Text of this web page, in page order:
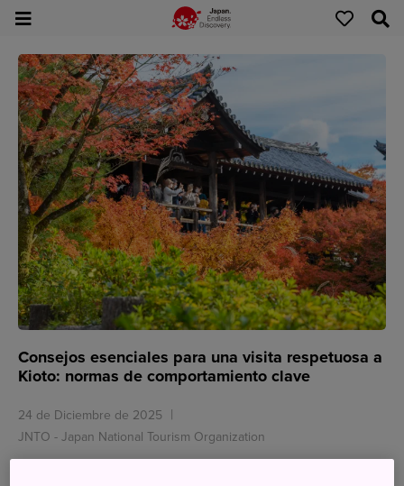
Consejos esenciales para una visita respetuosa a
Kioto: normas de comportamiento clave
24 de Diciembre de 2025
JNTO - Japan National Tourism Organization